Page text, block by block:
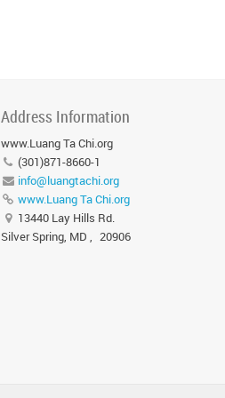
Address Information
www.Luang Ta Chi.org
(301)871-8660-1
info@luangtachi.org
www.Luang Ta Chi.org
13440 Lay Hills Rd.
Silver Spring, MD , 20906